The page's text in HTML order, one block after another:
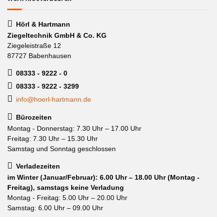
Hörl & Hartmann
Ziegeltechnik GmbH & Co. KG
Ziegeleistraße 12
87727 Babenhausen
08333 - 9222 - 0
08333 - 9222 - 3299
info@hoerl-hartmann.de
Bürozeiten
Montag - Donnerstag: 7.30 Uhr – 17.00 Uhr
Freitag: 7.30 Uhr – 15.30 Uhr
Samstag und Sonntag geschlossen
Verladezeiten
im Winter (Januar/Februar): 6.00 Uhr – 18.00 Uhr (Montag -
Freitag), samstags keine Verladung
Montag - Freitag: 5.00 Uhr – 20.00 Uhr
Samstag: 6.00 Uhr – 09.00 Uhr